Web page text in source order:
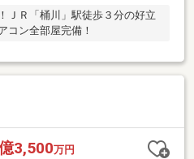
ＪＲ「桶川」駅徒歩３分の好立
コン全部屋完備！
3,500万円